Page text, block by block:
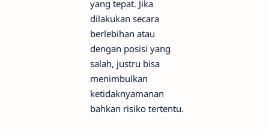
yang tepat. Jika
dilakukan secara
berlebihan atau
dengan posisi yang
salah, justru bisa
menimbulkan
ketidaknyamanan
bahkan risiko tertentu.